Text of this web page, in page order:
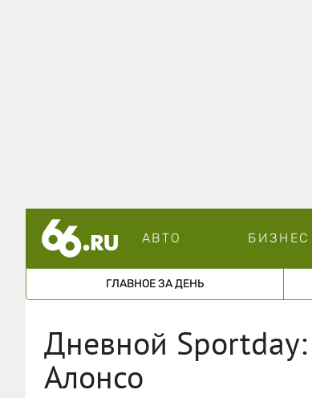
АВТО БИЗНЕС
ГЛАВНОЕ ЗА ДЕНЬ
Дневной
Алонсо